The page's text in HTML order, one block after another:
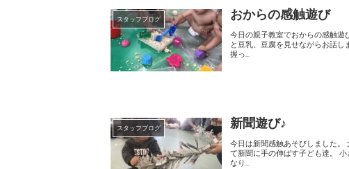
スタッフブログ おからの感触遊び
今日の親子教室でおからの感触遊びをしました。 おからは大豆から出来ていて、豆腐
と豆乳、豆腐を見せながらお話しました。 シートの上におからを広げて見せると、興味を持って触
握っ...
スタッフブログ 新聞遊び♪
今日は新聞感触あそびしました。 大きな新聞紙をヒラヒラなびかせたり、ビリビリとちぎって見せたりすると 興味を持っ
て新聞に手の伸ばす子ども達。 小さなおててで一生懸命ビリビリとちぎる様子はとっても可愛かったです。 最後に忍者に
なり...